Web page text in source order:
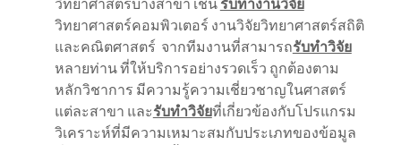
วิทยาศาสตร์บางสาขา เช่น รับทำงานวิจัย
วิทยาศาสตร์คอมพิวเตอร์ งานวิจัยวิทยาศาสตร์สถิติ
และคณิตศาสตร์ จากทีมงานที่สามารถรับทำวิจัย
หลายท่าน ที่ให้บริการอย่างรวดเร็ว ถูกต้องตาม
หลักวิชาการ มีความรู้ความเชี่ยวชาญในศาสตร์
แต่ละสาขา และรับทำวิจัยที่เกี่ยวข้องกับโปรแกรม
วิเคราะห์ที่มีความเหมาะสมกับประเภทของข้อมูล